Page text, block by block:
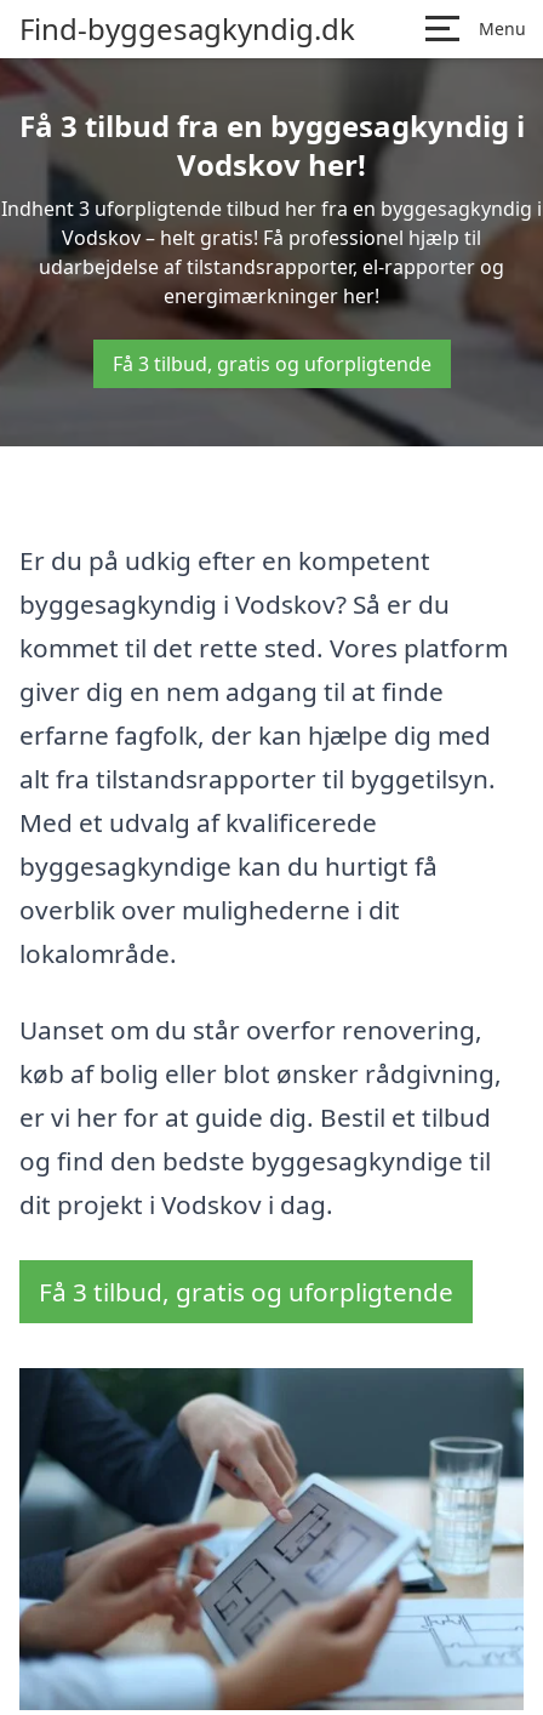
Find-byggesagkyndig.dk Menu
Få 3 tilbud fra en byggesagkyndig i
Vodskov her!
Indhent 3 uforpligtende tilbud her fra en byggesagkyndig i
Vodskov – helt gratis! Få professionel hjælp til
udarbejdelse af tilstandsrapporter, el-rapporter og
energimærkninger her!
Få 3 tilbud, gratis og uforpligtende
Er du på udkig efter en kompetent
byggesagkyndig i Vodskov? Så er du
kommet til det rette sted. Vores platform
giver dig en nem adgang til at finde
erfarne fagfolk, der kan hjælpe dig med
alt fra tilstandsrapporter til byggetilsyn.
Med et udvalg af kvalificerede
byggesagkyndige kan du hurtigt få
overblik over mulighederne i dit
lokalområde.
Uanset om du står overfor renovering,
køb af bolig eller blot ønsker rådgivning,
er vi her for at guide dig. Bestil et tilbud
og find den bedste byggesagkyndige til
dit projekt i Vodskov i dag.
Få 3 tilbud, gratis og uforpligtende